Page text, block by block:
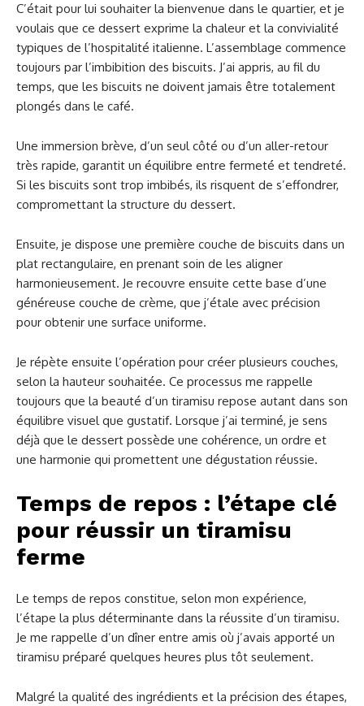
C’était pour lui souhaiter la bienvenue dans le quartier, et je
voulais que ce dessert exprime la chaleur et la convivialité
typiques de l’hospitalité italienne. L’assemblage commence
toujours par l’imbibition des biscuits. J’ai appris, au fil du
temps, que les biscuits ne doivent jamais être totalement
plongés dans le café.
Une immersion brève, d’un seul côté ou d’un aller-retour
très rapide, garantit un équilibre entre fermeté et tendreté.
Si les biscuits sont trop imbibés, ils risquent de s’effondrer,
compromettant la structure du dessert.
Ensuite, je dispose une première couche de biscuits dans un
plat rectangulaire, en prenant soin de les aligner
harmonieusement. Je recouvre ensuite cette base d’une
généreuse couche de crème, que j’étale avec précision
pour obtenir une surface uniforme.
Je répète ensuite l’opération pour créer plusieurs couches,
selon la hauteur souhaitée. Ce processus me rappelle
toujours que la beauté d’un tiramisu repose autant dans son
équilibre visuel que gustatif. Lorsque j’ai terminé, je sens
déjà que le dessert possède une cohérence, un ordre et
une harmonie qui promettent une dégustation réussie.
Temps de repos : l’étape clé
pour réussir un tiramisu
ferme
Le temps de repos constitue, selon mon expérience,
l’étape la plus déterminante dans la réussite d’un tiramisu.
Je me rappelle d’un dîner entre amis où j’avais apporté un
tiramisu préparé quelques heures plus tôt seulement.
Malgré la qualité des ingrédients et la précision des étapes,